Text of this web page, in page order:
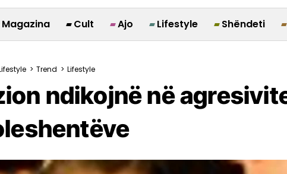
Magazina Cult Ajo Lifestyle Shëndeti
> Trend > Lifestyle
ndikojnë në